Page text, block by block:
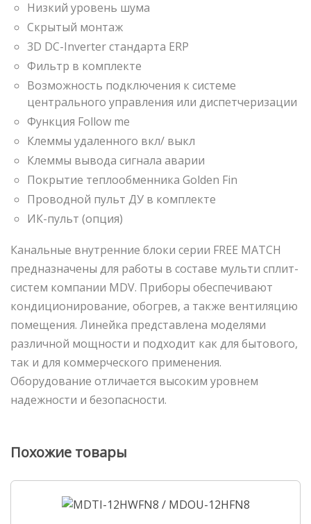
Низкий уровень шума
Скрытый монтаж
3D DC-Inverter стандарта ERP
Фильтр в комплекте
Возможность подключения к системе
центрального управления или диспетчеризации
Функция Follow me
Клеммы удаленного вкл/ выкл
Клеммы вывода сигнала аварии
Покрытие теплообменника Golden Fin
Проводной пульт ДУ в комплекте
ИК-пульт (опция)
Канальные внутренние блоки серии FREE MATCH
предназначены для работы в составе мульти сплит-
систем компании MDV. Приборы обеспечивают
кондиционирование, обогрев, а также вентиляцию
помещения. Линейка представлена моделями
различной мощности и подходит как для бытового,
так и для коммерческого применения.
Оборудование отличается высоким уровнем
надежности и безопасности.
Похожие товары